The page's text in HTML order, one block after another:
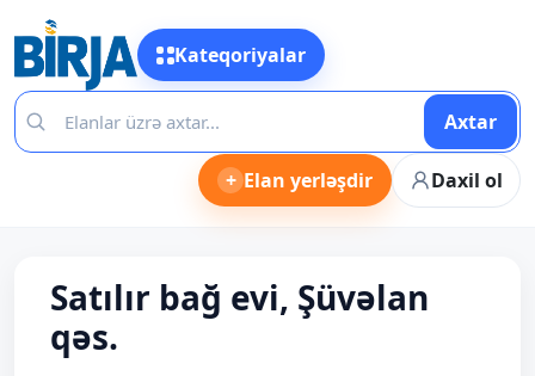
Kateqoriyalar
Axtar
+ Elan yerləşdir Daxil ol
Satılır bağ evi, Şüvəlan
qəs.